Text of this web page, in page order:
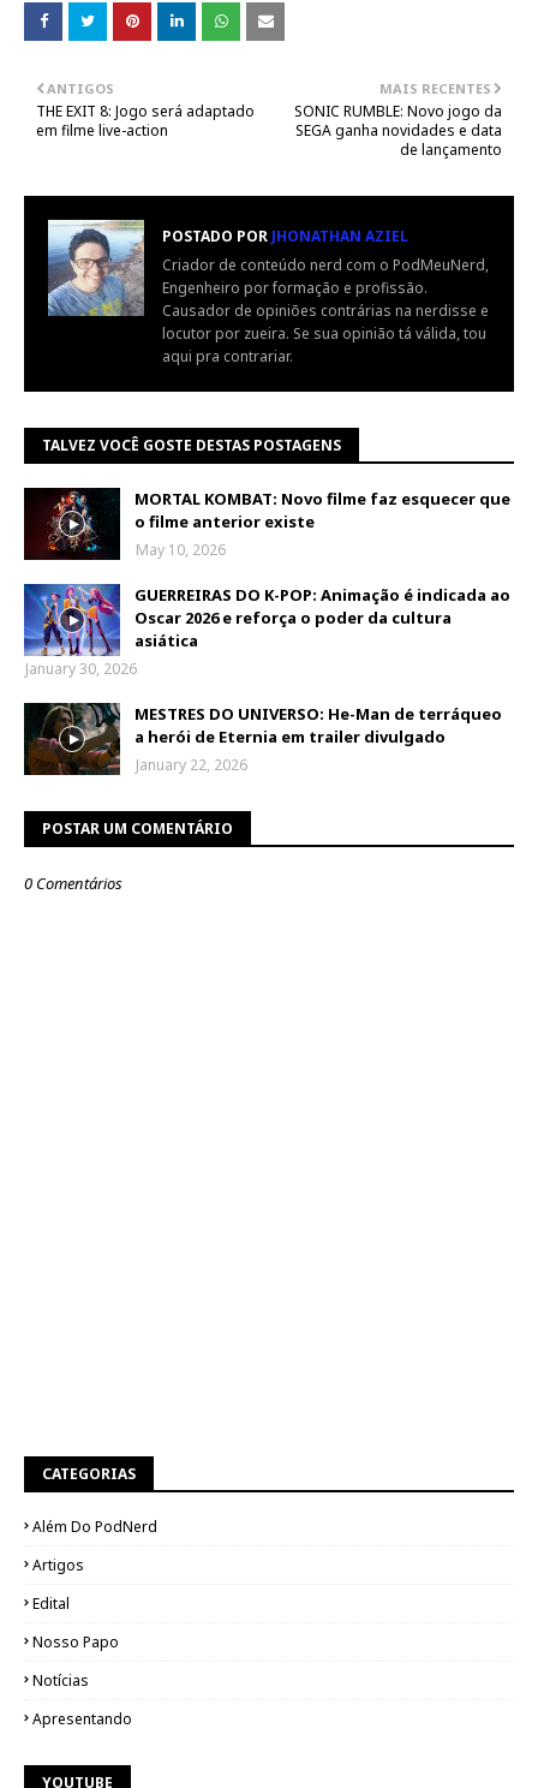
MAIS RECENTES
SONIC RUMBLE: Novo jogo da
SEGA ganha novidades e data
de lançamento
ANTIGOS
THE EXIT 8: Jogo será adaptado
em filme live-action
POSTADO POR JHONATHAN AZIEL
Criador de conteúdo nerd com o PodMeuNerd,
Engenheiro por formação e profissão.
Causador de opiniões contrárias na nerdisse e
locutor por zueira. Se sua opinião tá válida, tou
aqui pra contrariar.
TALVEZ VOCÊ GOSTE DESTAS POSTAGENS
MORTAL KOMBAT: Novo filme faz esquecer que
o filme anterior existe
May 10, 2026
GUERREIRAS DO K-POP: Animação é indicada ao
Oscar 2026 e reforça o poder da cultura
asiática
January 30, 2026
MESTRES DO UNIVERSO: He-Man de terráqueo
a herói de Eternia em trailer divulgado
January 22, 2026
POSTAR UM COMENTÁRIO
0 Comentários
CATEGORIAS
Além Do PodNerd
Artigos
Edital
Nosso Papo
Notícias
Apresentando
YOUTUBE